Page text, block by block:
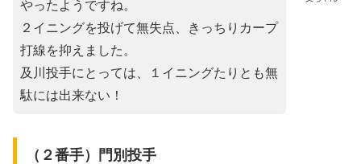
やったようですね。
２イニングを投げて無失点、きっちりカープ
打線を抑えました。
及川投手にとっては、１イニングたりとも無
駄には出来ない！
（２番手）門別投手